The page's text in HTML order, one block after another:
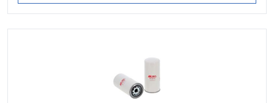
HEK8540227ASFG025LCB